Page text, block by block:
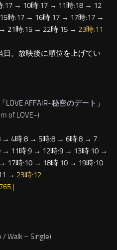
→ 10時:17 → 11時:18 → 12
時:17 → 16時:17 → 17時:17 →
21時:15 → 22時:15 → 23時:11
日。放映後に順位を上げてい
LOVE AFFAIR~秘密のデート 」
of LOVE~)
→ 4時:8 → 5時:8 → 6時:8 → 7
11時:9 → 12時:9 → 13時:10 →
17時:10 → 18時:10 → 19時:10
→ 23時:12
|
Walk – Single)